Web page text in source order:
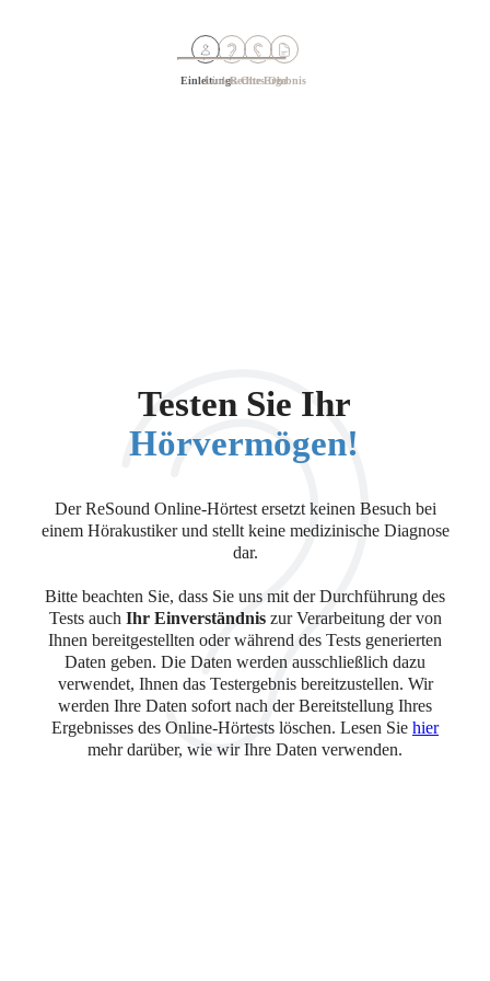
EinleitungLinkes Ohr
Rechtes Ohr
Ergebnis
Testen Sie Ihr
Hörvermögen!
Der ReSound Online-Hörtest ersetzt keinen Besuch bei
einem Hörakustiker und stellt keine medizinische Diagnose
dar.
Bitte beachten Sie, dass Sie uns mit der Durchführung des
Tests auch Ihr Einverständniszur Verarbeitung der von
Ihnen bereitgestellten oder während des Tests generierten
Daten geben. Die Daten werden ausschließlich dazu
verwendet, Ihnen das Testergebnis bereitzustellen. Wir
werden Ihre Daten sofort nach der Bereitstellung Ihres
Ergebnisses des Online-Hörtests löschen. Lesen Sie hier
mehr darüber, wie wir Ihre Daten verwenden.